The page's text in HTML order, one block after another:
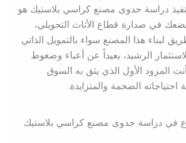
دراسة جدوى مصنع كراسي بلاستيك هو
في صدارة قطاع الأثاث التحويلي،
لبناء هذا المصنع سواء بالتمويل الذاتي
الرشيد، بعيداً عن أعباء وضغوط
المزود الأول الذي يثق به السوق
الضخمة والمتزايدة.
دراسة جدوى مصنع كراسي بلاستيك